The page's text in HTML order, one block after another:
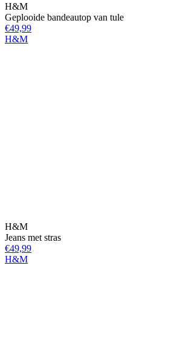
H&M
Geplooide bandeautop van tule
€49,99
H&M
H&M
Jeans met stras
€49,99
H&M